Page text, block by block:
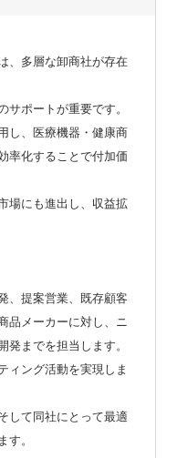
、多層な卸商社が存在
サポートが重要です。
し、医療機器・健康商
率化することで付加価
場にも進出し、収益拡
、提案営業、既存顧客
品メーカーに対し、ニ
発までを担当します。
ィング活動を実現しま
して同社にとって最適
す。